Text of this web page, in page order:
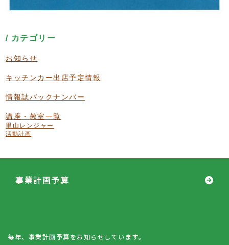
カテゴリー
お知らせ
キッチンカー出店予定情報
情報誌バックナンバー
講座・教室一覧
里山レンジャー
活動計画
事業計画予算
毎年、事業計画予算をお知らせしています。